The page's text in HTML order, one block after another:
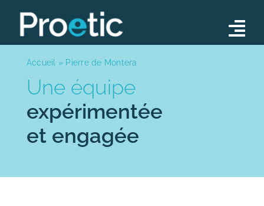
content
Conseil
Opérations
Formations
Actualités
Accueil » Pierre de Montera
Une équipe
expérimentée
et engagée